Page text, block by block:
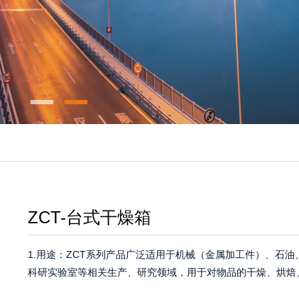
ZCT-台式干燥箱
1.用途：ZCT系列产品广泛适用于机械（金属加工件）、石油
科研实验室等相关生产、研究领域，用于对物品的干燥、烘焙